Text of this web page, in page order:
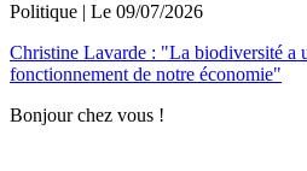
Politique | Le 09/07/2026
Christine Lavarde : "La biodiversité a
fonctionnement de notre économie"
Bonjour chez vous !